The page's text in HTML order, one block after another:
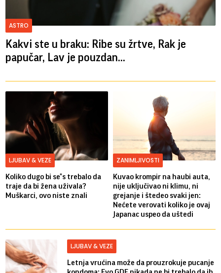
ASTRO
Kakvi ste u braku: Ribe su žrtve, Rak je
papučar, Lav je pouzdan...
LJUBAV & VEZE
Koliko dugo bi se*s trebalo da
traje da bi žena uživala?
Muškarci, ovo niste znali
ZANIMLJIVOSTI
Kuvao krompir na haubi auta,
nije uključivao ni klimu, ni
grejanje i štedeo svaki jen:
Nećete verovati koliko je ovaj
Japanac uspeo da uštedi
LJUBAV & VEZE
Letnja vrućina može da prouzrokuje pucanje